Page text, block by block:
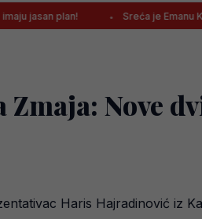
Sreća je Emanu Košpi ponovo
Zmaja: Nove
Haris Hajradinović iz